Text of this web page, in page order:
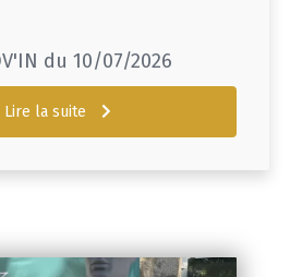
du 10/07/2026
Lire la suite